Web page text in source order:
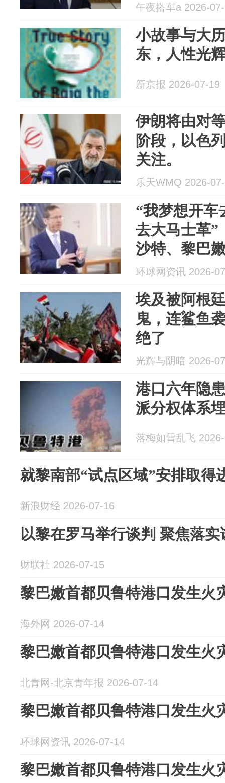
午夜搭车a 2026-
小故事与大
东，人性光
新京报 2026-07-19
伊朗将由对
阶段，以色
关注。
乐天WMQ 2026-
“我梦想开车
去大马士革”
沙特、黎巴
环球网资讯 2026-
埃及被阿根
鬼，连鲨鱼
绝了
光辉与阴暗 2026-
港口六年隐
派分权体系
落梅如雪乱飞
就黎南部“试点区域”安排取得
新浪财经 2026-07-16
以黎在罗马举行谈判 聚焦落
财联社 2026-07-15
黎巴嫩首都贝鲁特港口发生火
海外网 2026-07-14
黎巴嫩首都贝鲁特港口发生火
北青网-北京青年报 2026-07-14
黎巴嫩首都贝鲁特港口发生火
环球网资讯 2026-07-14
黎巴嫩首都贝鲁特港口发生火